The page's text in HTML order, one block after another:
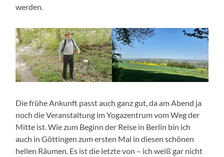
werden.
Die frühe Ankunft passt auch ganz gut, da am Abend ja
noch die Veranstaltung im Yogazentrum vom Weg der
Mitte ist. Wie zum Beginn der Reise in Berlin bin ich
auch in Göttingen zum ersten Mal in diesen schönen
hellen Räumen. Es ist die letzte von – ich weiß gar nicht